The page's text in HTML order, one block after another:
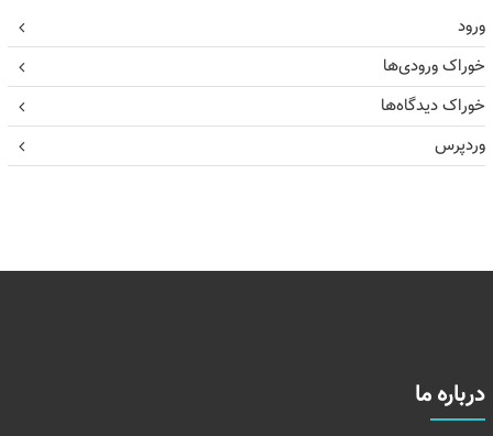
ورود
خوراک ورودی‌ها
خوراک دیدگاه‌ها
وردپرس
درباره ما